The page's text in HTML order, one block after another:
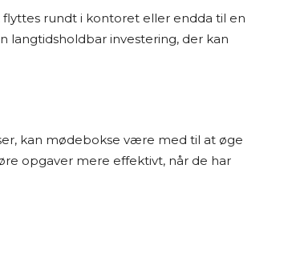
rundt i kontoret eller endda til en
langtidsholdbar investering, der kan
kan mødebokse være med til at øge
opgaver mere effektivt, når de har